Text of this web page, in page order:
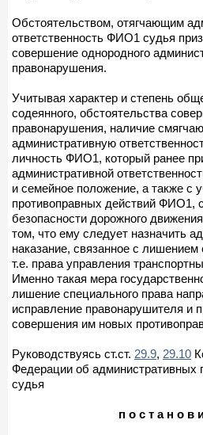
Обстоятельством, отягчающим
ответственность ФИО1 судья
совершение однородного
правонарушения.
Учитывая характер и степень
содеянного, обстоятельства
правонарушения, наличие
административную
личность ФИО1, который ранее
административной
и семейное положение, а также с
противоправных действий ФИО1,
безопасности дорожного
том, что ему следует назначить
наказание, связанное с лишением
т.е. права управления
Именно такая мера
лишение специального права
исправление правонарушителя и
совершения им новых
Руководствуясь ст.ст. 29.9, 29.10
Федерации об административных
судья
п о с т а н о в